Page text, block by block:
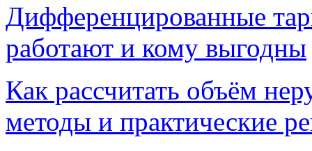
Дифференцированные
работают и кому выгодны
Как рассчитать объём
методы и практические